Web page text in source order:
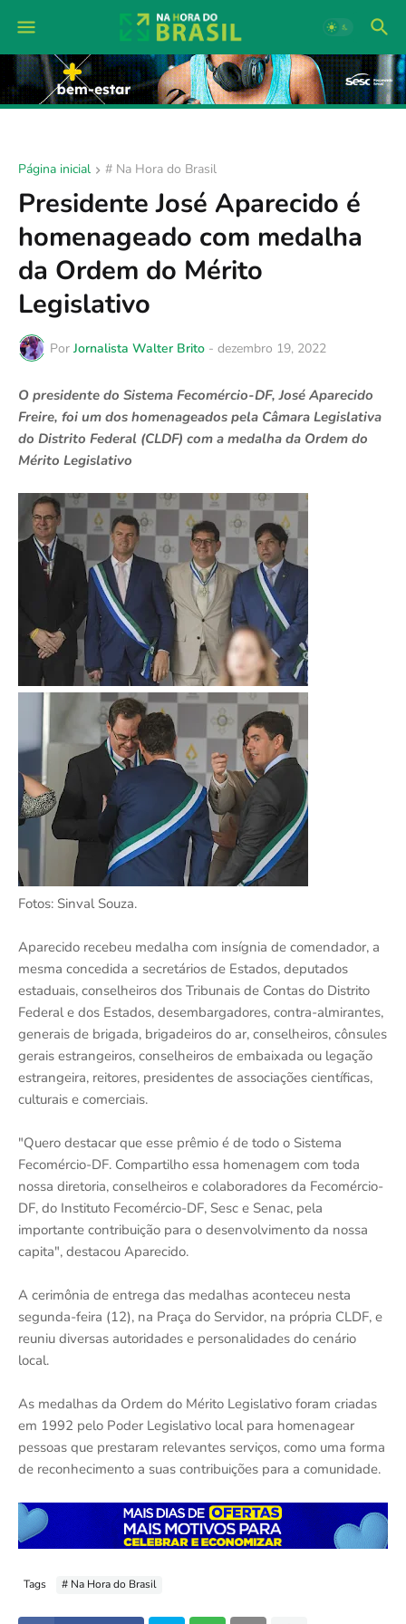
Página inicial # Na Hora do Brasil
Presidente José Aparecido é
homenageado com medalha
da Ordem do Mérito
Legislativo
Por Jornalista Walter Brito - dezembro 19, 2022
O presidente do Sistema Fecomércio-DF, José Aparecido
Freire, foi um dos homenageados pela Câmara Legislativa
do Distrito Federal (CLDF) com a medalha da Ordem do
Mérito Legislativo
Fotos: Sinval Souza.
Aparecido recebeu medalha com insígnia de comendador, a
mesma concedida a secretários de Estados, deputados
estaduais, conselheiros dos Tribunais de Contas do Distrito
Federal e dos Estados, desembargadores, contra-almirantes,
generais de brigada, brigadeiros do ar, conselheiros, cônsules
gerais estrangeiros, conselheiros de embaixada ou legação
estrangeira, reitores, presidentes de associações científicas,
culturais e comerciais.
"Quero destacar que esse prêmio é de todo o Sistema
Fecomércio-DF. Compartilho essa homenagem com toda
nossa diretoria, conselheiros e colaboradores da Fecomércio-
DF, do Instituto Fecomércio-DF, Sesc e Senac, pela
importante contribuição para o desenvolvimento da nossa
capita", destacou Aparecido.
A cerimônia de entrega das medalhas aconteceu nesta
segunda-feira (12), na Praça do Servidor, na própria CLDF, e
reuniu diversas autoridades e personalidades do cenário
local.
As medalhas da Ordem do Mérito Legislativo foram criadas
em 1992 pelo Poder Legislativo local para homenagear
pessoas que prestaram relevantes serviços, como uma forma
de reconhecimento a suas contribuições para a comunidade.
Tags # Na Hora do Brasil